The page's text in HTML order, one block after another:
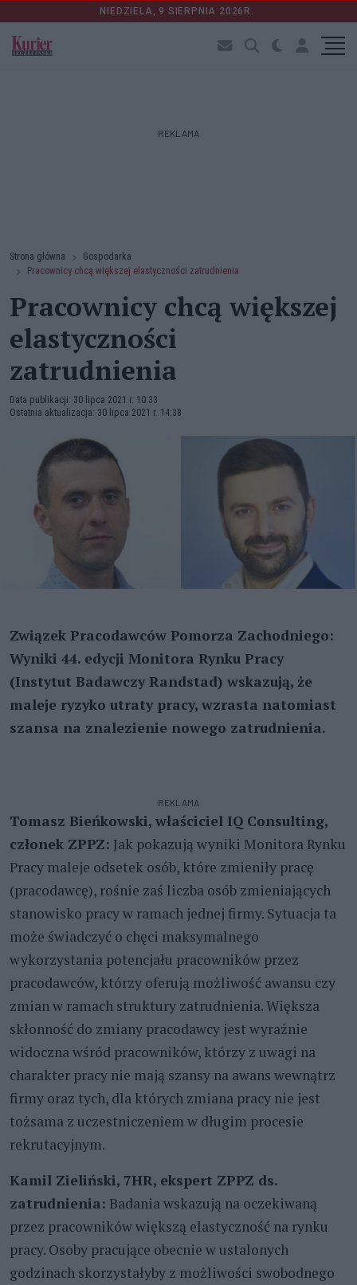
NIEDZIELA, 9 SIERPNIA 2026R.
REKLAMA
Strona główna
Gospodarka
Pracownicy chcą większej elastyczności zatrudnienia
Pracownicy chcą większej
elastyczności
zatrudnienia
Data publikacji: 30 lipca 2021 r. 10:33
Ostatnia aktualizacja: 30 lipca 2021 r. 14:38
Związek Pracodawców Pomorza Zachodniego:
Wyniki 44. edycji Monitora Rynku Pracy
(Instytut Badawczy Randstad) wskazują, że
maleje ryzyko utraty pracy, wzrasta natomiast
szansa na znalezienie nowego zatrudnienia.
REKLAMA
Tomasz Bieńkowski, właściciel IQ Consulting,
członek ZPPZ: Jak pokazują wyniki Monitora Rynku
Pracy maleje odsetek osób, które zmieniły pracę
(pracodawcę), rośnie zaś liczba osób zmieniających
stanowisko pracy w ramach jednej firmy. Sytuacja ta
może świadczyć o chęci maksymalnego
wykorzystania potencjału pracowników przez
pracodawców, którzy oferują możliwość awansu czy
zmian w ramach struktury zatrudnienia. Większa
skłonność do zmiany pracodawcy jest wyraźnie
widoczna wśród pracowników, którzy z uwagi na
charakter pracy nie mają szansy na awans wewnątrz
firmy oraz tych, dla których zmiana pracy nie jest
tożsama z uczestniczeniem w długim procesie
rekrutacyjnym.
Kamil Zieliński, 7HR, ekspert ZPPZ ds.
zatrudnienia: Badania wskazują na oczekiwaną
przez pracowników większą elastyczność na rynku
pracy. Osoby pracujące obecnie w ustalonych
godzinach skorzystałyby z możliwości swobodnego